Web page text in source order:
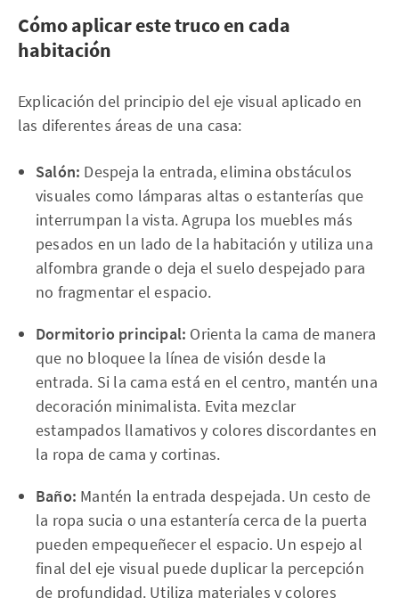
Cómo aplicar este truco en cada
habitación
Explicación del principio del eje visual aplicado en
las diferentes áreas de una casa:
Salón: Despeja la entrada, elimina obstáculos
visuales como lámparas altas o estanterías que
interrumpan la vista. Agrupa los muebles más
pesados en un lado de la habitación y utiliza una
alfombra grande o deja el suelo despejado para
no fragmentar el espacio.
Dormitorio principal: Orienta la cama de manera
que no bloquee la línea de visión desde la
entrada. Si la cama está en el centro, mantén una
decoración minimalista. Evita mezclar
estampados llamativos y colores discordantes en
la ropa de cama y cortinas.
Baño: Mantén la entrada despejada. Un cesto de
la ropa sucia o una estantería cerca de la puerta
pueden empequeñecer el espacio. Un espejo al
final del eje visual puede duplicar la percepción
de profundidad. Utiliza materiales y colores